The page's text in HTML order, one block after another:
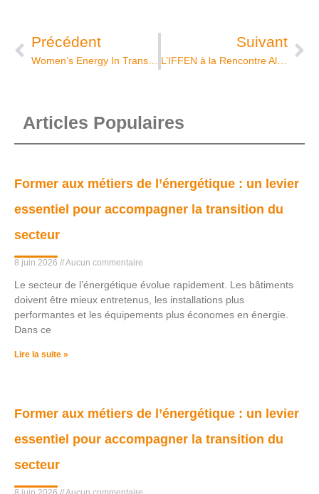
Précédent Suivant
Articles Populaires
Former aux métiers de l’énergétique : un levier
essentiel pour accompagner la transition du
secteur
8 juin 2026 Aucun commentaire
Le secteur de l’énergétique évolue rapidement. Les bâtiments
doivent être mieux entretenus, les installations plus
performantes et les équipements plus économes en énergie.
Dans ce
Lire la suite »
Former aux métiers de l’énergétique : un levier
essentiel pour accompagner la transition du
secteur